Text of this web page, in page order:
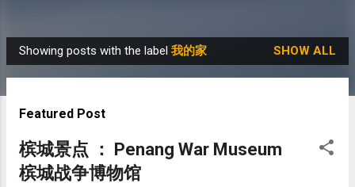
P
o
Showing posts with the label 我的家 SHOW ALL
Featured Post
槟城景点 ： Penang War Museum
槟城战争博物馆